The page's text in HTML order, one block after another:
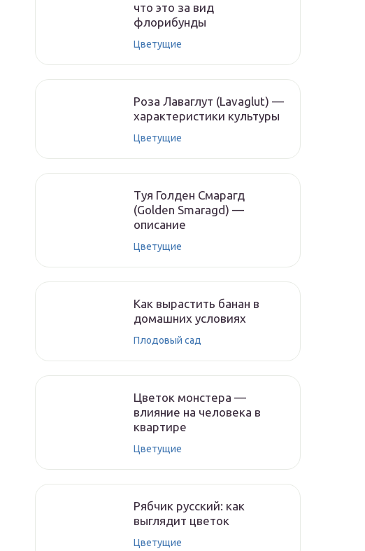
что это за вид
флорибунды
Цветущие
Роза Лаваглут (Lavaglut) —
характеристики культуры
Цветущие
Туя Голден Смарагд
(Golden Smaragd) —
описание
Цветущие
Как вырастить банан в
домашних условиях
Плодовый сад
Цветок монстера —
влияние на человека в
квартире
Цветущие
Рябчик русский: как
выглядит цветок
Цветущие